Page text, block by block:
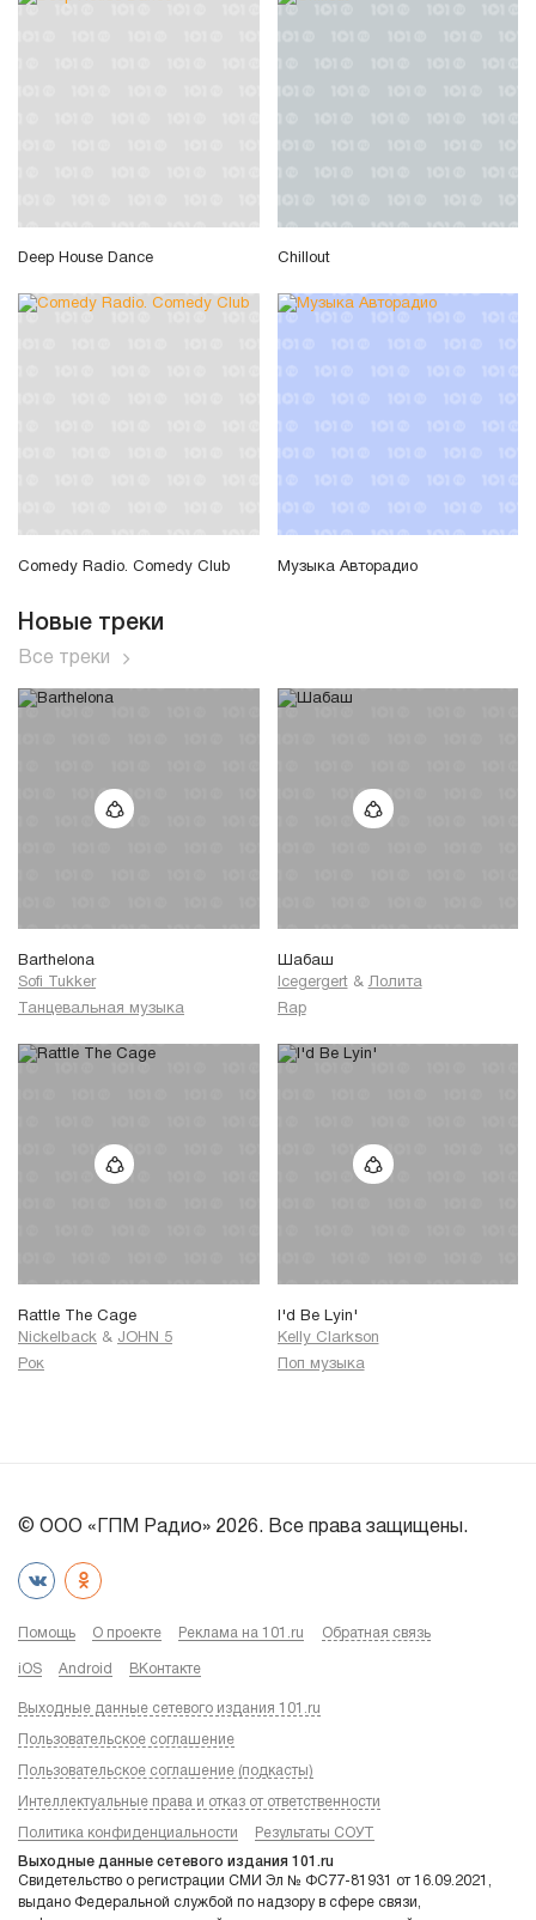
Deep House Dance Chillout
Comedy Radio. Comedy Club Музыка Авторадио
Новые треки
Все треки
Barthelona
Sofi Tukker
Танцевальная музыка
Шабаш
Icegergert & Лолита
Rap
Rattle The Cage
Nickelback & JOHN 5
Рок
I'd Be Lyin'
Kelly Clarkson
Поп музыка
© ООО «ГПМ Радио» 2026. Все права защищены.
Помощь О проекте Реклама на 101.ru Обратная связь
iOS Android ВКонтакте
Выходные данные сетевого издания 101.ru
Пользовательское соглашение
Пользовательское соглашение (подкасты)
Интеллектуальные права и отказ от ответственности
Политика конфиденциальности Результаты СОУТ
Выходные данные сетевого издания 101.ru
Свидетельство о регистрации СМИ Эл № ФС77-81931 от 16.09.2021,
выдано Федеральной службой по надзору в сфере связи,